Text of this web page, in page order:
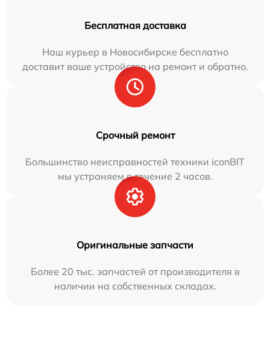
Бесплатная доставка
Наш курьер в Новосибирске бесплатно
доставит ваше устройство на ремонт и обратно.
Срочный ремонт
Большинство неисправностей техники iconBIT
мы устраняем в течение 2 часов.
Оригинальные запчасти
Более 20 тыс. запчастей от производителя в
наличии на собственных складах.